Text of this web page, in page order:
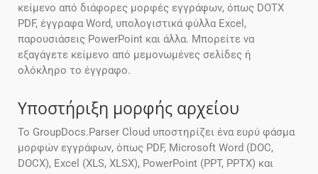
κείμενο από διάφορες μορφές εγγράφων, όπως DOTX
PDF, έγγραφα Word, υπολογιστικά φύλλα Excel,
παρουσιάσεις PowerPoint και άλλα. Μπορείτε να
εξαγάγετε κείμενο από μεμονωμένες σελίδες ή
ολόκληρο το έγγραφο.
Υποστήριξη μορφής αρχείου
Το GroupDocs.Parser Cloud υποστηρίζει ένα ευρύ φάσμα
μορφών εγγράφων, όπως PDF, Microsoft Word (DOC,
DOCX), Excel (XLS, XLSX), PowerPoint (PPT, PPTX) και